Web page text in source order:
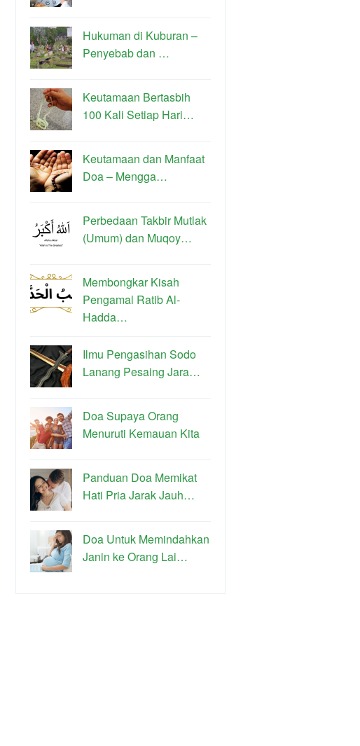
Hukuman di Kuburan –
Penyebab dan …
Keutamaan Bertasbih
100 Kali Setiap Hari…
Keutamaan dan Manfaat
Doa – Mengga…
Perbedaan Takbir Mutlak
(Umum) dan Muqoy…
Membongkar Kisah
Pengamal Ratib Al-
Hadda…
Ilmu Pengasihan Sodo
Lanang Pesaing Jara…
Doa Supaya Orang
Menuruti Kemauan Kita
Panduan Doa Memikat
Hati Pria Jarak Jauh…
Doa Untuk Memindahkan
Janin ke Orang Lai…